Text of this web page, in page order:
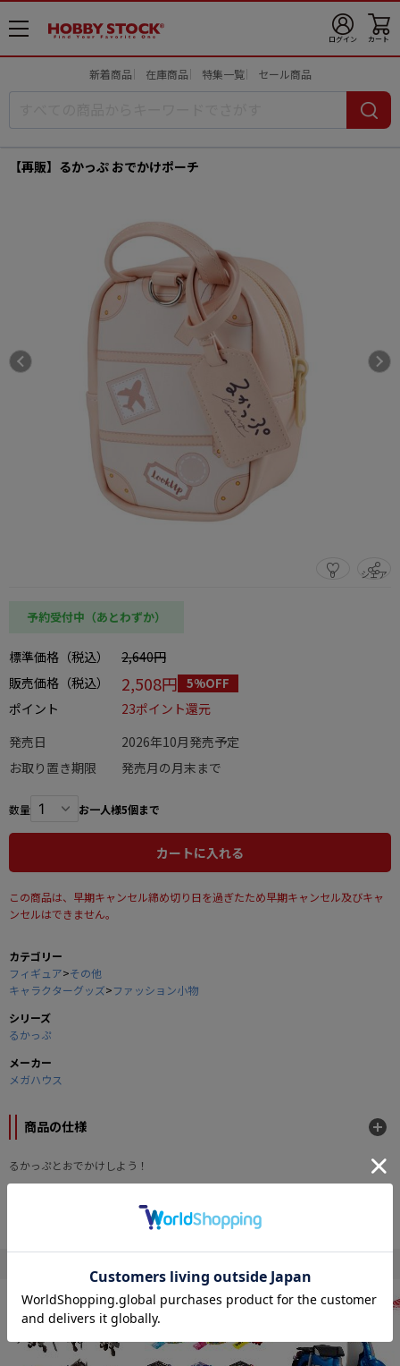
メ
ニ
ログイン カート
新着商品 在庫商品 特集一覧 セール商品
【再販】るかっぷ おでかけポーチ
0 シェア
この商品をシェアする
予約受付中（あとわずか）
標準価格（税込）
2,640円
販売価格（税込）
2,508円 5%OFF
ポイント
23ポイント還元
発売日
2026年10月発売予定
お取り置き期限
発売月の月末まで
数量 お一人様5個まで
カートに入れる
この商品は、早期キャンセル締め切り日を過ぎたため早期キャンセル及びキャ
ンセルはできません。
カテゴリー
フィギュア>その他
キャラクターグッズ>ファッション小物
シリーズ
るかっぷ
メーカー
メガハウス
商品の仕様
るかっぷとおでかけしよう！
るかっぷ1体を入れて持ち歩けるおでかけポーチです。
「あなたがおでかけするトランクに、“こっそり入っちゃった”るかっぷ」をイ
カラビナやチェーンなどを通せる金具付きです。
※るかっぷの種類によっては入らない場合があります。
■サイズ：H135×W90×D70mm
NEW NEW NEW